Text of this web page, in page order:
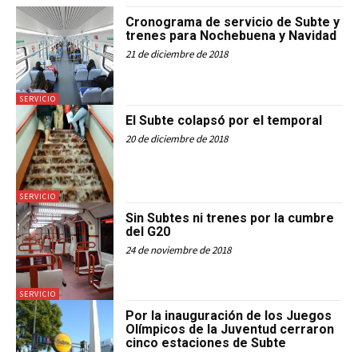
SERVICIO
Cronograma de servicio de Subte y
trenes para Nochebuena y Navidad
21 de diciembre de 2018
SERVICIO
El Subte colapsó por el temporal
20 de diciembre de 2018
SERVICIO
Sin Subtes ni trenes por la cumbre
del G20
24 de noviembre de 2018
Por la inauguración de los Juegos
Olímpicos de la Juventud cerraron
cinco estaciones de Subte